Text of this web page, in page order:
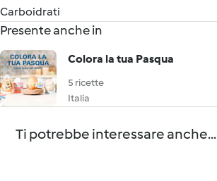
Carboidrati
Presente anche in
Colora la tua Pasqua
5 ricette
Italia
Ti potrebbe interessare anche...